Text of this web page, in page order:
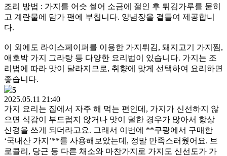
조리 방법 : 가지를 어슷 썰어 소금에 절인 후 튀김가루를 묻히
고 계란물에 담가 팬에 부칩니다. 양념장을 곁들여 제공합니
다.
이 외에도 라이스페이퍼를 이용한 가지튀김, 돼지고기 가지찜,
애호박 가지 그라탕 등 다양한 요리법이 있습니다. 가지는 조
리법에 따라 맛이 달라지므로, 취향에 맞게 선택하여 요리하면
좋습니다.
5
2025.05.11 21:40
가지 요리는 집에서 자주 해 먹는 편인데, 가지가 신선하지 않
으면 식감이 부드럽지 않거나 맛이 덜한 경우가 많아서 항상
신경을 쓰게 되더라고요. 그래서 이번에 **쿠팡에서 구매한
‘국내산 가지’**를 사용해보았는데, 정말 만족스러웠어요. 브
로콜리, 당근 등 다른 채소와 마찬가지로 가지도 신선도가 가